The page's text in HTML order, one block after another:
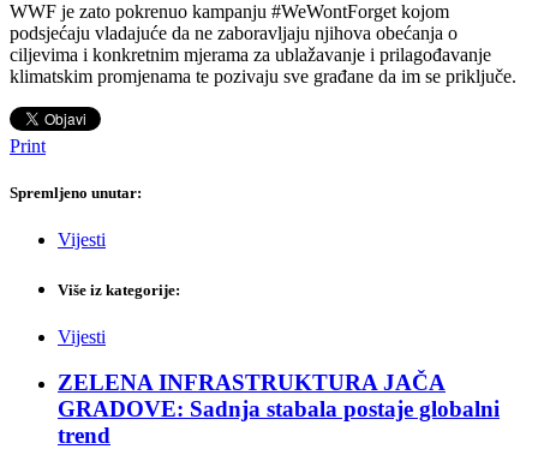
WWF je zato pokrenuo kampanju #WeWontForget kojom
podsjećaju vladajuće da ne zaboravljaju njihova obećanja o
ciljevima i konkretnim mjerama za ublažavanje i prilagođavanje
klimatskim promjenama te pozivaju sve građane da im se priključe.
Print
Spremljeno unutar:
Vijesti
Više iz kategorije:
Vijesti
ZELENA INFRASTRUKTURA JAČA
GRADOVE: Sadnja stabala postaje globalni
trend